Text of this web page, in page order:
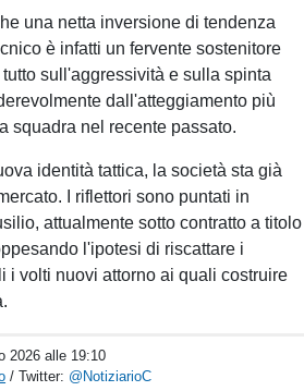
una netta inversione di tendenza
è infatti un fervente sostenitore
sull'aggressività e sulla spinta
dall'atteggiamento più
squadra nel recente passato.
identità tattica, la società sta già
I riflettori sono puntati in
attualmente sotto contratto a titolo
l'ipotesi di riscattare i
i volti nuovi attorno ai quali costruire
2026 alle 19:10
/ Twitter: @NotiziarioC